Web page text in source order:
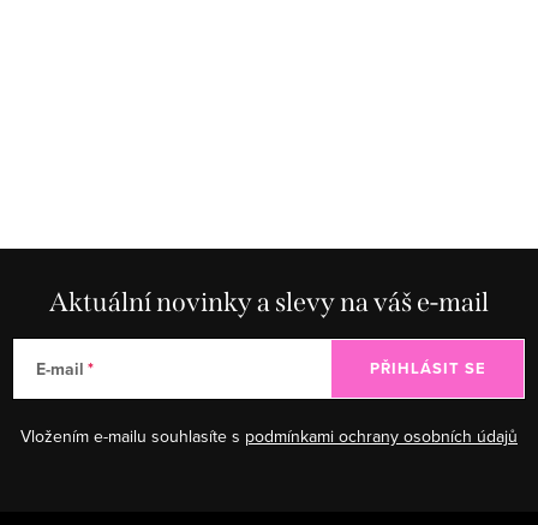
Aktuální novinky a slevy na váš e-mail
E-mail
Vložením e-mailu souhlasíte s podmínkami ochrany osobních údajů
PŘIHLÁSIT SE